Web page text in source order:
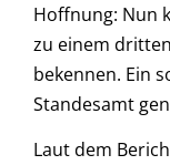
Hoffnung: Nun
zu einem
bekennen. Ein
Standesamt
Laut dem